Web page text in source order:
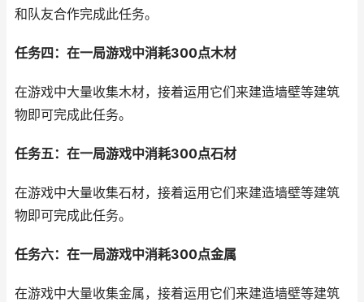
和队友合作完成此任务。
任务四：在一局游戏中消耗300点木材
在游戏中大量收集木材，接着运用它们来建造墙壁等建筑
物即可完成此任务。
任务五：在一局游戏中消耗300点石材
在游戏中大量收集石材，接着运用它们来建造墙壁等建筑
物即可完成此任务。
任务六：在一局游戏中消耗300点金属
在游戏中大量收集金属，接着运用它们来建造墙壁等建筑